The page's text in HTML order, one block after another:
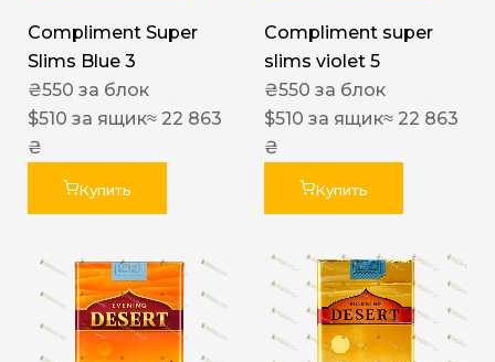
Compliment Super
Slims Blue 3
₴550 за блок
$510 за ящик≈ 22 863
₴
Купить
Compliment super
slims violet 5
₴550 за блок
$510 за ящик≈ 22 863
₴
Купить